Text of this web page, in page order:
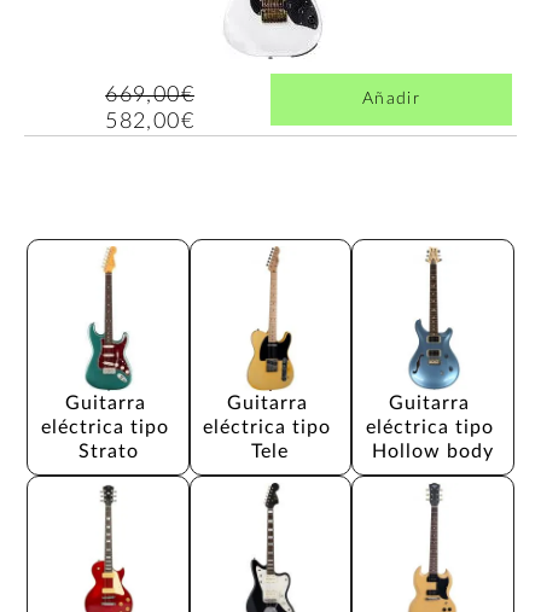
669,00€
582,00€
Añadir
Guitarra
eléctrica tipo
Strato
Guitarra
eléctrica tipo
Tele
Guitarra
eléctrica tipo
Hollow body